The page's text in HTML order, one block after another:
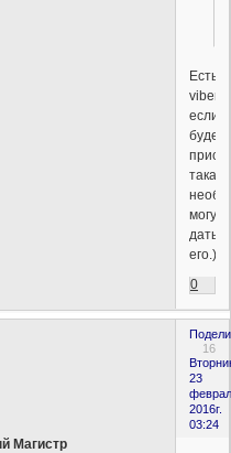
Есть
viber,
если
будет
такая
могу
дать
его.))
0
16
23
2016г.
03:24
Магистр